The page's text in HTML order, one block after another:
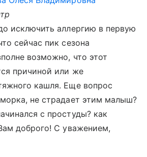
исключить аллергию в первую
сейчас пик сезона
возможно, что этот
причиной или же
кашля. Еще вопрос
не страдает этим малыш?
с простуды? как
доброго! С уважением,